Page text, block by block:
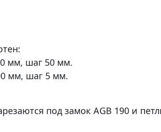
мм, шаг 50 мм.
мм, шаг 5 мм.
под замок AGB 190 и